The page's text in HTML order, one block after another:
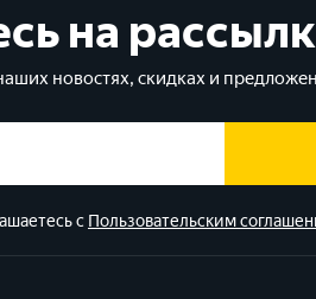
на
новостях, скидках и
с Пользовательским